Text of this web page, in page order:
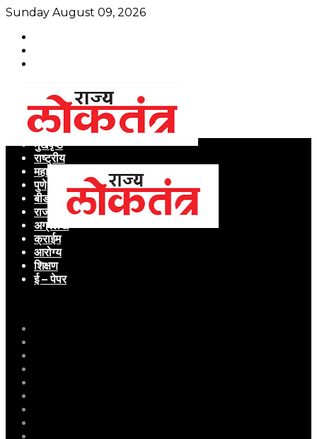
Sunday August 09, 2026
मुखपृष्ठ
राष्ट्रीय
महाराष्ट्र
पुणे
बीड
राजकारण
अग्रलेख
क्राईम
आरोग्य
शिक्षण
ई – पेपर